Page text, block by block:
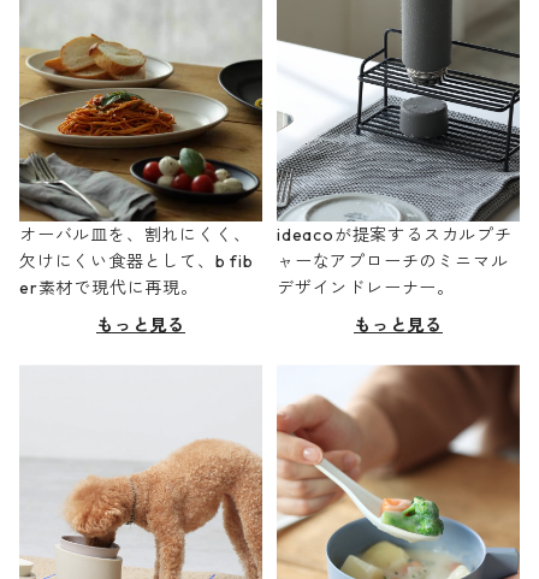
オーバル皿を、割れにくく、
欠けにくい食器として、b fib
er素材で現代に再現。
もっと見る
ideacoが提案するスカルプチ
ャーなアプローチのミニマル
デザインドレーナー。
もっと見る